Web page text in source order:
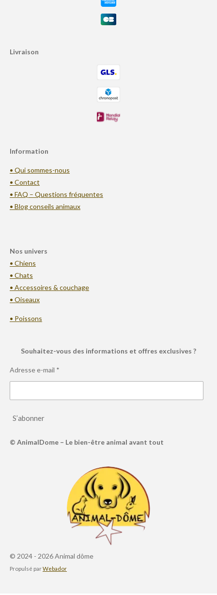
Livraison
Information
• Qui sommes-nous
• Contact
• FAQ – Questions fréquentes
• Blog conseils animaux
Nos univers
• Chiens
• Chats
• Accessoires & couchage
• Oiseaux
• Poissons
Souhaitez-vous des informations et offres exclusives ?
Adresse e-mail *
S’abonner
© AnimalDome – Le bien-être animal avant tout
© 2024 - 2026 Animal dôme
Propulsé parWebador